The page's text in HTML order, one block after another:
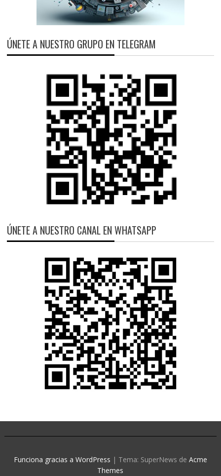
ÚNETE A NUESTRO GRUPO EN TELEGRAM
ÚNETE A NUESTRO CANAL EN WHATSAPP
Funciona gracias a WordPress | Tema: SuperNews de Acme
Themes